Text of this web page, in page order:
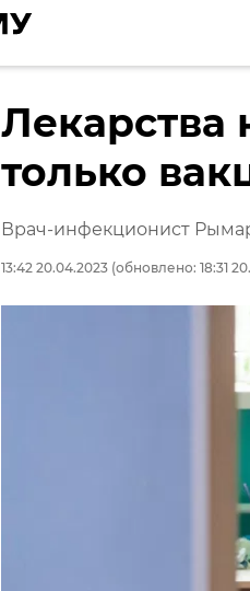
Лекарства
только
Врач-инфекционист
13:42 20.04.2023 (обновлено: 18:31